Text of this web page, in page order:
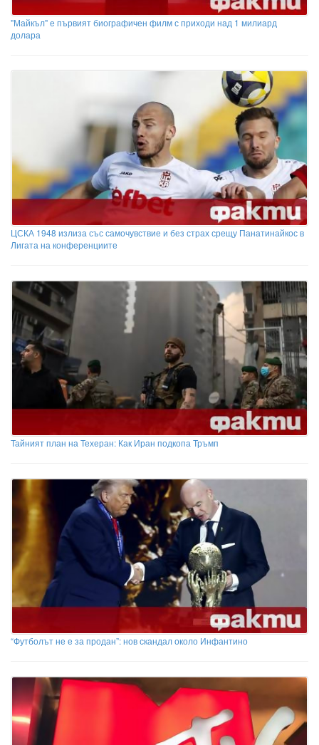
"Майкъл" е първият биографичен филм с приходи над 1 милиард
долара
ЦСКА 1948 излиза със самочувствие и без страх срещу Панатинайкос в
Лигата на конференциите
Тайният план на Техеран: Как Иран подкопа Тръмп
“Футболът не е за продан”: нов скандал около Инфантино